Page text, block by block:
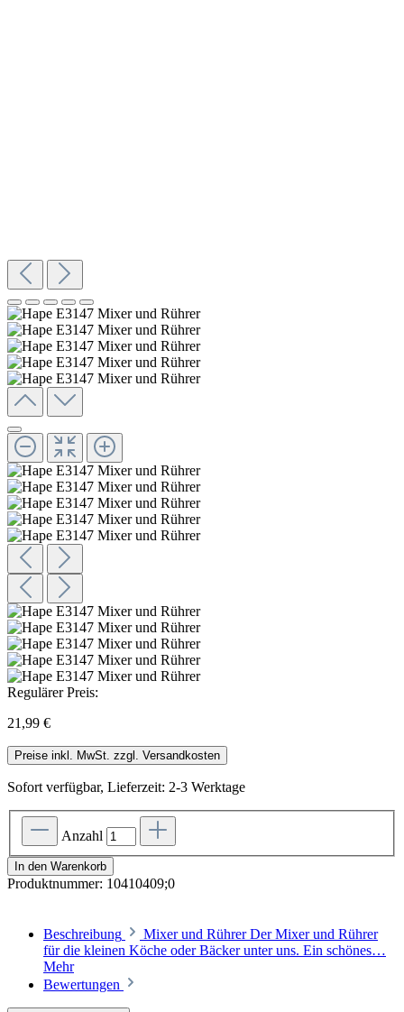
Regulärer Preis:
21,99 €
Preise inkl. MwSt. zzgl. Versandkosten
Sofort verfügbar, Lieferzeit: 2-3 Werktage
Anzahl
In den Warenkorb
Produktnummer: 10410409;0
Beschreibung
Mixer und Rührer Der Mixer und Rührer
für die kleinen Köche oder Bäcker unter uns. Ein schönes…
Mehr
Bewertungen